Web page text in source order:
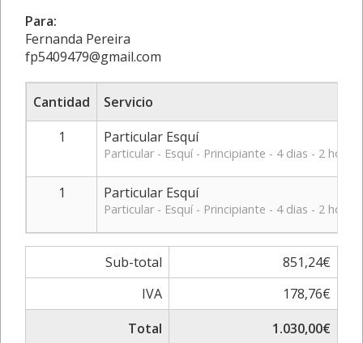
Para:
Fernanda Pereira
fp5409479@gmail.com
Cantidad
Servicio
1
Particular Esquí
Particular - Esquí - Principiante - 4 dias - 2
1 Particular Esquí
Particular - Esquí - Principiante - 4 dias - 2
Sub-total
851,24€
IVA
178,76€
Total
1.030,00€